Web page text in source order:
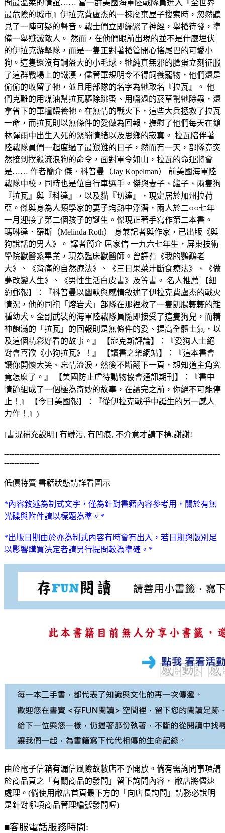
間最溫柔的情誼…… 當一群美國海軍陸戰隊員進入『全世界
最危險的城市』伊拉克費盧杰的一棟廢棄屋子搜索時，忽然聽
見了一陣可疑的聲音。戰士們立即繃緊了神經，舉槍待發，準
備一舉殲滅敵人。 然而，在他們眼前出現的並不是什麼埋伏
的伊拉克游擊隊，而是一隻正對著槍管開心搖尾巴的可愛小
狗。這隻還沒有鋼盔大的小毛球，牠純真無邪的臉蛋立刻征服
了這群戰場上的鐵漢，儘管軍規明令不得飼養寵物，他們還是
偷偷的收留了牠，並且用部隊的名字為牠取名『拉瓦』。 他
們克難的用煤油幫拉瓦驅除跳蚤、用嚼過的菸草幫牠除蟲，還
拿省下的軍糧餵養牠。在無情的戰火下，這些大兵拯救了拉瓦
一命，而拉瓦則以無條件的愛做為回報，撫慰了他們每天在鎗
林彈雨中出生入死的緊繃情緒以及思鄉的寂寞。 拉瓦陪伴著
陸戰隊員們一起度過了最艱難的日子，然而有一天，部隊竟突
然接到撲殺流浪狗的命令，面對軍令如山，拉瓦的命運將會
是…… 作者簡介 傑．科普曼（Jay Kopelman） 前美國海軍陸
戰隊中校，同時也是位自行車選手。傑與妻子、繼子、兩隻狗
『拉瓦』與『科達』，以及貓『切達』，現定居於加州拉荷
亞。傑與身為人類學家的妻子均熱中浮潛，兩人於二○○七年
一月迎接了第二個孩子的誕生。傑現正著手寫作第二本書。
瑪琳達．羅斯（Melinda Roth） 身兼記者與作家，已出版《與
狗說話的男人》。 譯者簡介 屈家信 一九六七年生，屏東技術
學院獸醫系畢業，現為臨床獸醫師。曾譯有《我的鸚鵡老
大》、《背痛的自然療法》、《三日果菜汁斷食療法》、《做
夢改變人生》、《男性生活白皮書》及等書。 名人推薦 【紐
約郵報】：『科普曼以幽默與感情敘述了伊拉克費盧杰的戰火
情況，他的同袍「熔岩犬」部隊在那裡救了一隻飢腸轆轆的雜
種幼犬。全副武裝的海軍陸戰隊員隨即接受了這隻狗兒，而精
神飽滿的「拉瓦」的回報則是無條件的愛、提高全體士氣，以
及這個精彩好看的故事。』 【寇克斯評論】：『愛狗人士絕
對會喜歡《小狗拉瓦》！』 【讀書之樂網站】：『這本書會
讓你開懷大笑、忘情流淚，然後不斷翻下一頁，想知道主角究
竟怎麼了。』 【美國防止虐待動物協會通訊期刊】：『書中
情節組成了一個極為奇妙的故事，在讀完之前，你絕不可能停
止！』 【今日美國報】：『從伊拉克戰爭中誕生的另一感人
力作！』)
[書況補充說明] 有髒污, 有凹痕, 不介意才請下標,謝謝!
--------------------------------------------------------------------------------------
--------------
低價特賣 書籍狀態請詳看圖示
*內容敘述為制式文字，僅為針對書籍內容參考用，關於有無
光碟與附件請以標題為準。*
*出版日期由於亦為制式內容有時會有出入，若日期與版別足
以影響購買決定者請另行提問較為準確。*
由於電子信箱有漏信風險故敝店不予開放。倘有需詢問事項請
於商品頁之「有關商品的發問」留下詢問內容， 敝店將儘速
處理。(倘使用敝店首頁最下方的「向店長詢問」請務必說明
是針對哪項商品管理編號發問喔)
■客服電話服務時間: